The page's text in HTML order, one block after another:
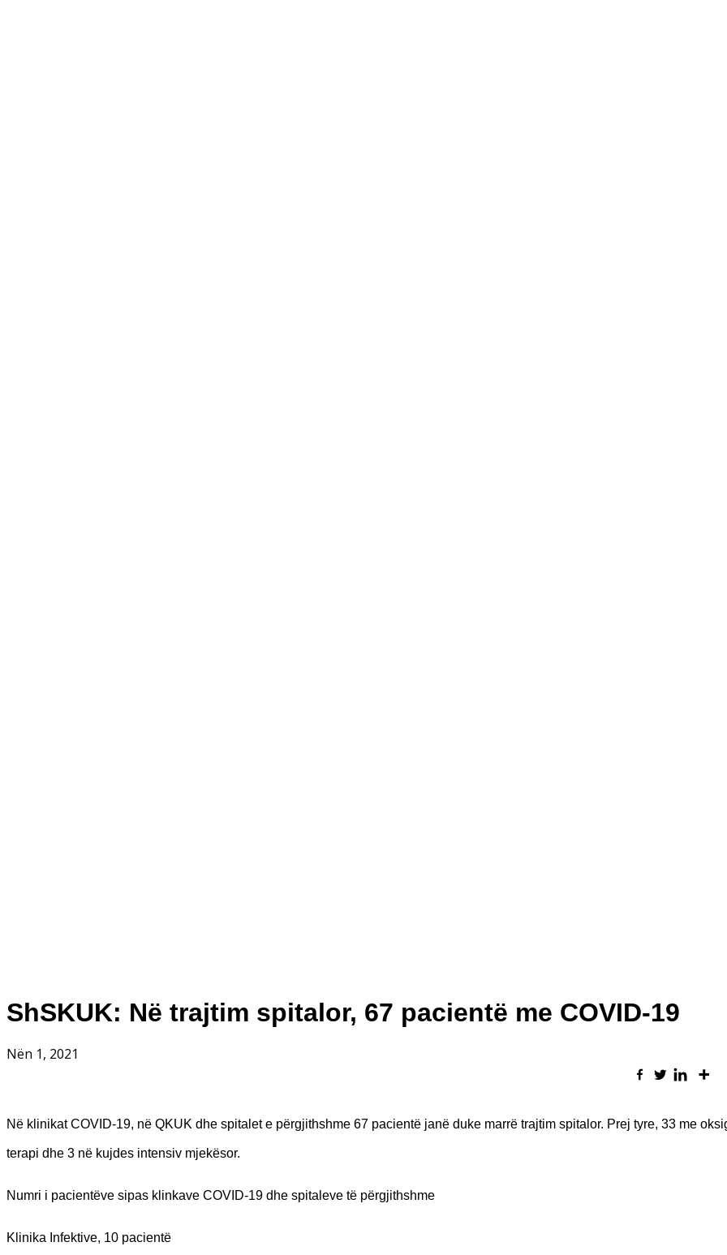
ShSKUK: Në trajtim spitalor, 67 pacientë me COVID-19
Nën 1, 2021
Në klinikat COVID-19, në QKUK dhe spitalet e përgjithshme 67 pacientë janë duke marrë trajtim spitalor. Prej tyre, 33 me
terapi dhe 3 në kujdes intensiv mjekësor.
Numri i pacientëve sipas klinkave COVID-19 dhe spitaleve të përgjithshme
Klinika Infektive, 10 pacientë